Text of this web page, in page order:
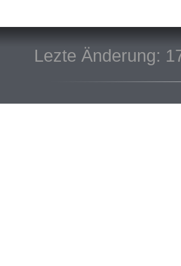
Lezte Änderung: